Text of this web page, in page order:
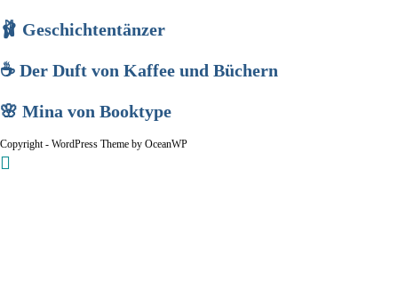
🩰 Geschichtentänzer
☕ Der Duft von Kaffee und Büchern
🌸 Mina von Booktype
Copyright - WordPress Theme by OceanWP